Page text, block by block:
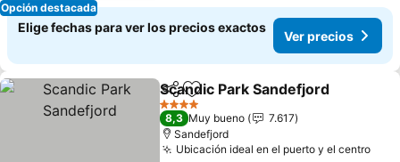
Opción destacada
Elige fechas para ver los precios exactos
Ver precios
CompartirAgregar a favoritos
Scandic Park Sandefjord
4 Estrellas
8,3 Muy bueno
7.617
Sandefjord
Ubicación ideal en el puerto y el centroVer